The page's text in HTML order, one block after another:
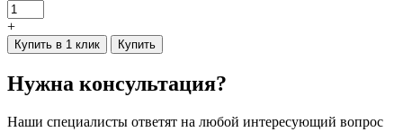
+
Купить в 1 клик Купить
Нужна консультация?
Наши специалисты ответят на любой интересующий вопрос